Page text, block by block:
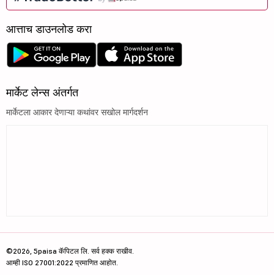
आत्ताच डाउनलोड करा
मार्केट लेन्स अंतर्गत
मार्केटला आकार देणाऱ्या कथांवर सखोल मार्गदर्शन
©2026, 5paisa कॅपिटल लि. सर्व हक्क राखीव.
आम्ही ISO 27001:2022 प्रमाणित आहोत.